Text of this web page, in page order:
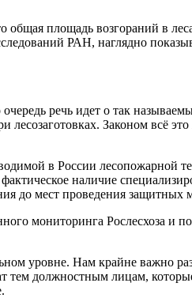
площадь возгораний в
РАН, наглядно
речь идет о так
Законом всё
в России лесопожарной
наличие
до мест проведения защитных
мониторинга Рослесхоза и
уровне. Нам крайне важно
должностным лицам,